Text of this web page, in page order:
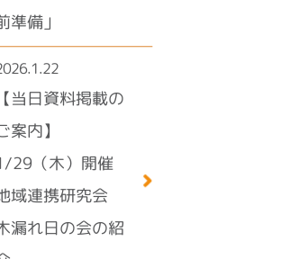
準備」
【当日資料掲載の
案内】
29（木）開催
域連携研究会
漏れ日の会の紹